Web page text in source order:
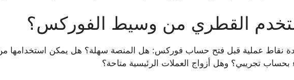
القطري من وسيط الفوركس؟
نقاط عملية قبل فتح حساب فوركس: هل المنصة سهلة؟ هل يمكن
تجريبي؟ وهل أزواج العملات الرئيسية متاحة؟